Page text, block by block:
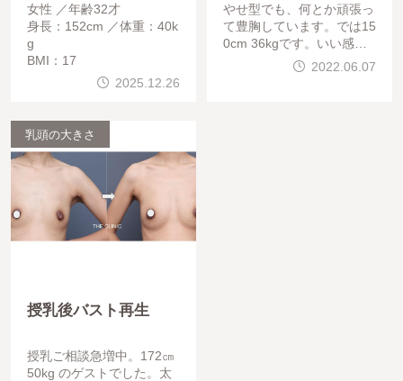
女性
年齢32才
身長：152cm
体重：40k
g
BMI：17
2025.12.26
やせ型でも、何とか頑張っ
て豊胸しています。では15
0cm 36kgです。いい感じ
です。２回目豊胸を先日し
2022.06.07
乳頭の大きさ
授乳後バスト再生
授乳ご相談急増中。172㎝
50kg のゲストでした。太